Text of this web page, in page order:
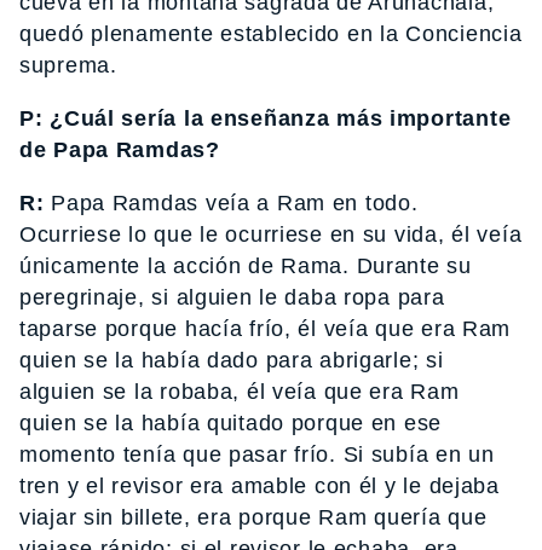
quedó plenamente establecido en la Conciencia
suprema.
P: ¿Cuál sería la enseñanza más importante
de Papa Ramdas?
R: Papa Ramdas veía a Ram en todo.
Ocurriese lo que le ocurriese en su vida, él veía
únicamente la acción de Rama. Durante su
peregrinaje, si alguien le daba ropa para
taparse porque hacía frío, él veía que era Ram
quien se la había dado para abrigarle; si
alguien se la robaba, él veía que era Ram
quien se la había quitado porque en ese
momento tenía que pasar frío. Si subía en un
tren y el revisor era amable con él y le dejaba
viajar sin billete, era porque Ram quería que